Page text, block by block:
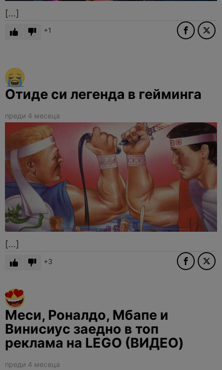
[…]
1
Отиде си легенда в гейминга
преди 4 месеца
[…]
3
Меси, Роналдо, Мбапе и
Винисиус заедно в топ
реклама на LEGO (ВИДЕО)
преди 4 месеца